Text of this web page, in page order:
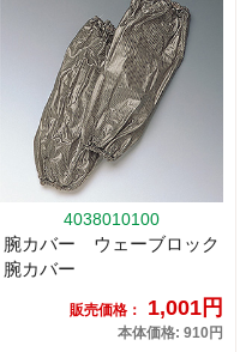
4038010100
腕カバー ウェーブロック
腕カバー
販売価格： 1,001円
本体価格: 910円